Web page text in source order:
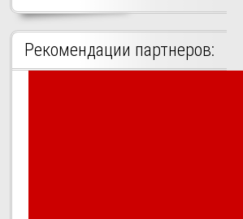
Рекомендации партнеров: